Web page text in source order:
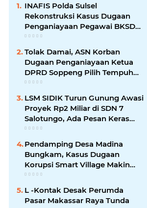
INAFIS Polda Sulsel
Rekonstruksi Kasus Dugaan
Penganiayaan Pegawai BKSDM
Soppeng
Tolak Damai, ASN Korban
Dugaan Penganiayaan Ketua
DPRD Soppeng Pilih Tempuh
Jalur Hukum
LSM SIDIK Turun Gunung Awasi
Proyek Rp2 Miliar di SDN 7
Salotungo, Ada Pesan Keras
untuk Pelaksana
Pendamping Desa Madina
Bungkam, Kasus Dugaan
Korupsi Smart Village Makin
Jadi Sorotan
L -Kontak Desak Perumda
Pasar Makassar Raya Tunda